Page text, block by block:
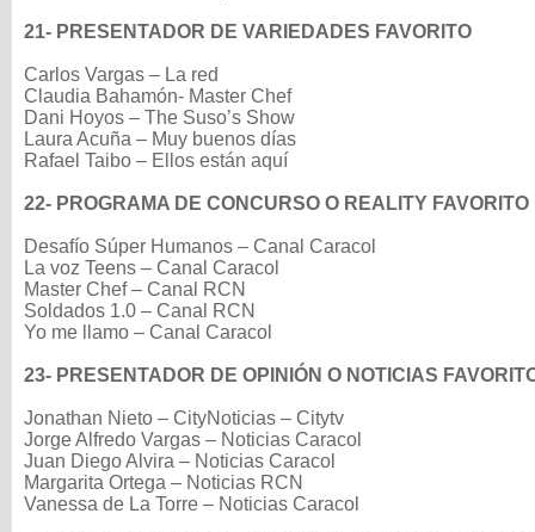
21- PRESENTADOR DE VARIEDADES FAVORITO
Carlos Vargas – La red
Claudia Bahamón- Master Chef
Dani Hoyos – The Suso’s Show
Laura Acuña – Muy buenos días
Rafael Taibo – Ellos están aquí
22- PROGRAMA DE CONCURSO O REALITY FAVORITO
Desafío Súper Humanos – Canal Caracol
La voz Teens – Canal Caracol
Master Chef – Canal RCN
Soldados 1.0 – Canal RCN
Yo me llamo – Canal Caracol
23- PRESENTADOR DE OPINIÓN O NOTICIAS
Jonathan Nieto – CityNoticias – Citytv
Jorge Alfredo Vargas – Noticias Caracol
Juan Diego Alvira – Noticias Caracol
Margarita Ortega – Noticias RCN
Vanessa de La Torre – Noticias Caracol